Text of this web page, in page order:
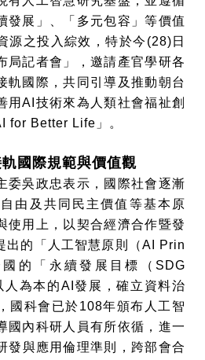
發展」、「多元包容」等價值
源之投入綜效，特於今(28)日
局記者會」，邀請產官學研各
軌國際，共同引導及推動朝台
用AI技術來為人類社會福祉創
for Better Life」。
國際規範與價值觀
委吳政忠表示，國際社會逐漸
由及共同民主價值等基本原
使用上，以契合經濟合作暨發
出的「人工智慧原則（AI Prin
的「永續發展目標（SDG
為本的AI發展，確立資料治
國科會已於108年頒布人工智
國內科研人員有所依循，進一
發與應用倫理準則，跨部會合